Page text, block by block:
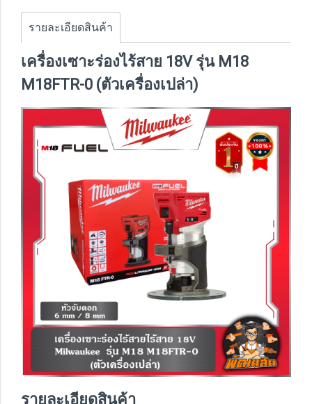
รายละเอียดสินค้า
เครื่องเซาะร่องไร้สาย 18V รุ่น M18
M18FTR-0 (ตัวเครื่องเปล่า)
รายละเอียดสินค้า